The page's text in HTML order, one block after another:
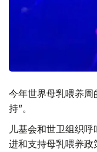
今年世界母乳喂养周
持”。
儿基会和世卫组织
进和支持母乳喂养